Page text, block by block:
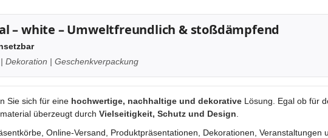
– white – Umweltfreundlich & stoßdämpfend
Dekoration | Geschenkverpackung
Sie sich für eine hochwertige, nachhaltige und dekorative Lösung. Egal ob für
überzeugt durch Vielseitigkeit, Schutz und Design
Online-Versand, Produktpräsentationen, Dekorationen,